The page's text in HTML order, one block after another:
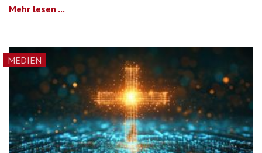
Mehr lesen ...
MEDIEN